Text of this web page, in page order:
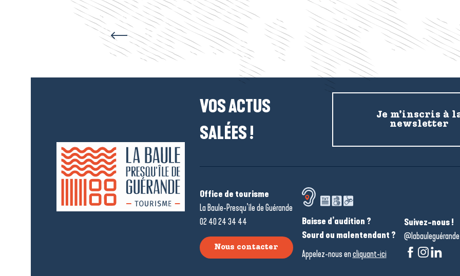
Laura et Vincent, Les Vergers du
VOS ACTUS
SALÉES !
Je m’inscris à
newsletter
Office de tourisme
La Baule-Presqu’île de Guérande
02 40 24 34 44
Nous contacter
Baisse d’audition ?
Sourd ou malentendant ?
Appelez-nous encliquant-ici
Suivez-nous !
@labauleguérande